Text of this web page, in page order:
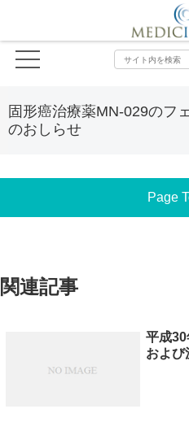
固形癌治療薬MN-029のフ
のおしらせ
Page
関連記事
平成
および